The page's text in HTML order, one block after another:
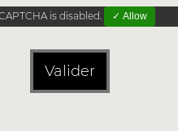
is disabled. ✓ Allow
Valider